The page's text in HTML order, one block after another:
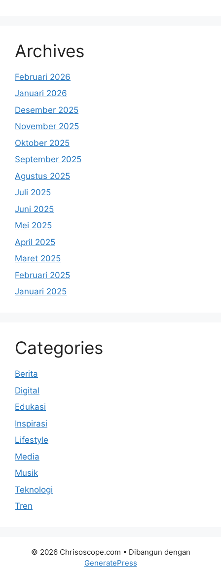
Archives
Februari 2026
Januari 2026
Desember 2025
November 2025
Oktober 2025
September 2025
Agustus 2025
Juli 2025
Juni 2025
Mei 2025
April 2025
Maret 2025
Februari 2025
Januari 2025
Categories
Berita
Digital
Edukasi
Inspirasi
Lifestyle
Media
Musik
Teknologi
Tren
© 2026 Chrisoscope.com • Dibangun dengan
GeneratePress